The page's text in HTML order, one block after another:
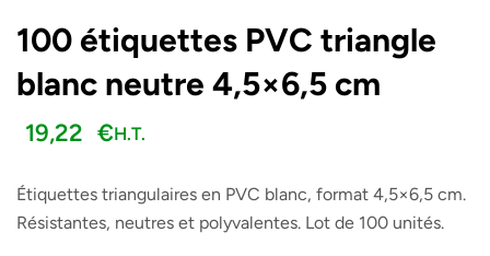
100 étiquettes PVC triangle
blanc neutre 4,5×6,5 cm
19,22 €H.T.
Étiquettes triangulaires en PVC blanc, format 4,5×6,5 cm.
Résistantes, neutres et polyvalentes. Lot de 100 unités.